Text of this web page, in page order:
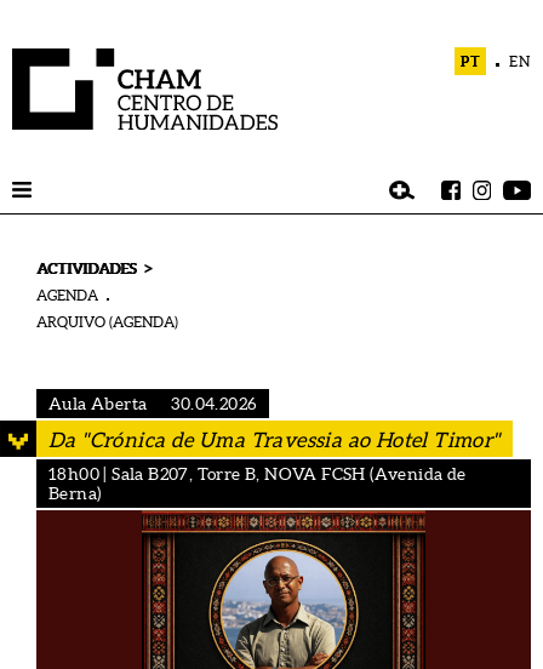
PT EN
ACTIVIDADES >
AGENDA
ARQUIVO (AGENDA)
Aula Aberta 30.04.2026
Da "Crónica de Uma Travessia ao Hotel Timor"
18h00 | Sala B207, Torre B, NOVA FCSH (Avenida de
Berna)